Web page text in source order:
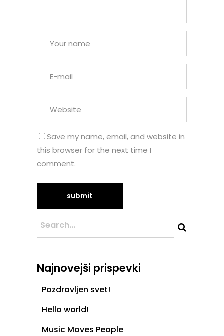
Save my name, email, and website in
this browser for the next time I
comment.
Najnovejši prispevki
Pozdravljen svet!
Hello world!
Music Moves People